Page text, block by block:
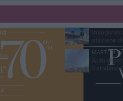
Beni
VENERDÌ 31
MARTEDÌ 4
Auto di
il sindaco